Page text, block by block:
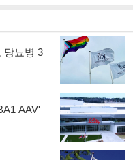
당뇨병 3
AAV'